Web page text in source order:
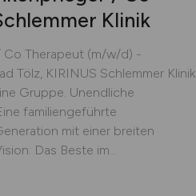
Klinik
Therapeut (m/w/d) -
Tölz, KIRINUS Schlemmer Klinik
Gruppe. Unendliche
familiengeführte
mit einer breiten
Das Beste im...